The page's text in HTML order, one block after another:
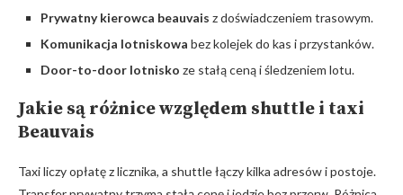
Prywatny kierowca beauvais z doświadczeniem trasowym.
Komunikacja lotniskowa bez kolejek do kas i przystanków.
Door-to-door lotnisko ze stałą ceną i śledzeniem lotu.
Jakie są różnice względem shuttle i taxi
Beauvais
Taxi liczy opłatę z licznika, a shuttle łączy kilka adresów i postoje.